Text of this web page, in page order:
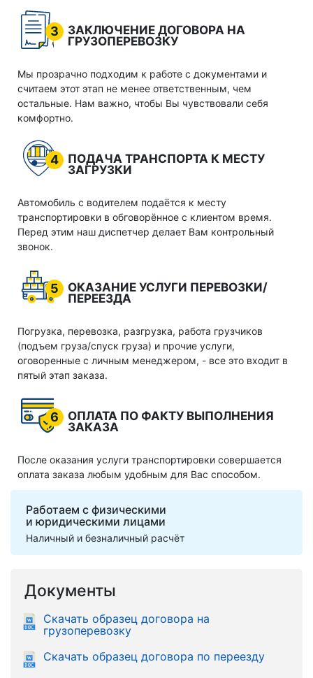
3
ЗАКЛЮЧЕНИЕ ДОГОВОРА НА
ГРУЗОПЕРЕВОЗКУ
Мы прозрачно подходим к работе с документами и
считаем этот этап не менее ответственным, чем
остальные. Нам важно, чтобы Вы чувствовали себя
комфортно.
4
ПОДАЧА ТРАНСПОРТА К МЕСТУ
ЗАГРУЗКИ
Автомобиль с водителем подаётся к месту
транспортировки в обговорённое с клиентом время.
Перед этим наш диспетчер делает Вам контрольный
звонок.
5
ОКАЗАНИЕ УСЛУГИ ПЕРЕВОЗКИ/
ПЕРЕЕЗДА
Погрузка, перевозка, разгрузка, работа грузчиков
(подъем груза/спуск груза) и прочие услуги,
оговоренные с личным менеджером, - все это входит в
пятый этап заказа.
6
ОПЛАТА ПО ФАКТУ ВЫПОЛНЕНИЯ
ЗАКАЗА
После оказания услуги транспортировки совершается
оплата заказа любым удобным для Вас способом.
Работаем с физическими
и юридическими лицами
Наличный и безналичный расчёт
Документы
Скачать образец договора на
грузоперевозку
Скачать образец договора по переезду